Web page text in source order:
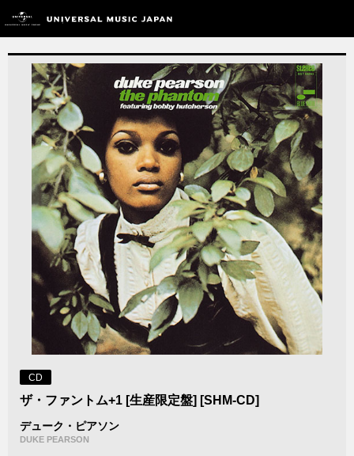
CD
ザ・ファントム+1 [生産限定盤] [SHM-CD]
デューク・ピアソン
DUKE PEARSON